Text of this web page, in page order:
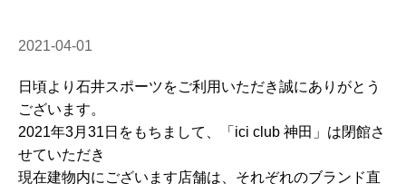
2021-04-01
日頃より石井スポーツをご利用いただき誠にありがとう
ございます。
2021年3月31日をもちまして、「ici club 神田」は閉館さ
せていただき
現在建物内にございます店舗は、それぞれのブランド直